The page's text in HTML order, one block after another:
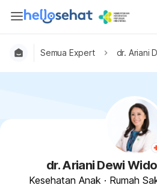
Semua Expert dr. Ariani
dr. Ariani Dewi
Kesehatan Anak · Rumah